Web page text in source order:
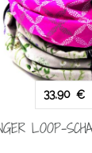
33,90 €
LOOP-